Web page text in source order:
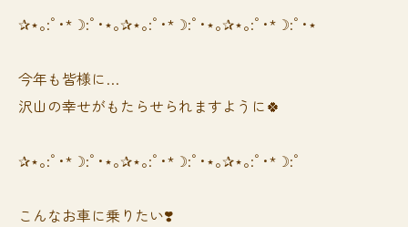
✰⋆｡:ﾟ･*☽:ﾟ･⋆｡✰⋆｡:ﾟ･*☽:ﾟ･⋆｡✰⋆｡:ﾟ･*☽:ﾟ･⋆
今年も皆様に…
沢山の幸せがもたらせられますように🍀
✰⋆｡:ﾟ･*☽:ﾟ･⋆｡✰⋆｡:ﾟ･*☽:ﾟ･⋆｡✰⋆｡:ﾟ･*☽:ﾟ
⁡⁡⁡こんなお車に乗りたい❣️